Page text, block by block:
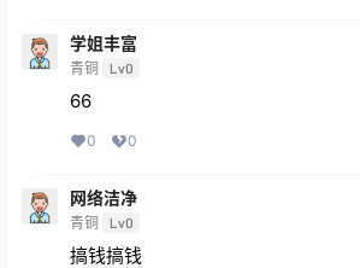
学姐丰富
青铜 Lv0
66
0 0
网络洁净
青铜 Lv0
搞钱搞钱